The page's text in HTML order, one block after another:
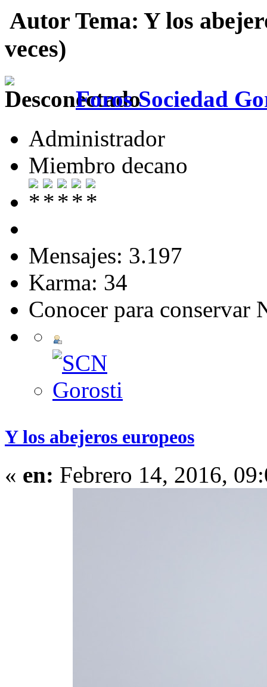
Autor Tema: Y los
veces)
Foros Sociedad
Administrador
Miembro decano
Mensajes: 3.197
Karma: 34
Conocer para conservar
Y los abejeros europeos
« en: Febrero 14, 2016,